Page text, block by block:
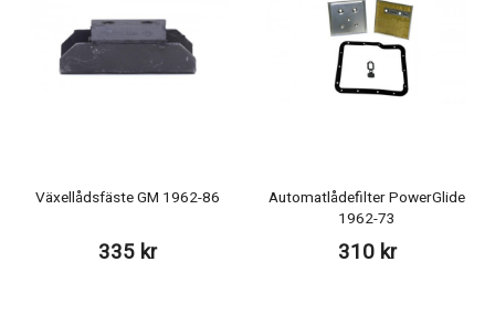
Växellådsfäste GM 1962-86
335 kr
Automatlådefilter PowerGlide
1962-73
310 kr